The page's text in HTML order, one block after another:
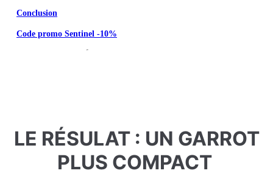
Conclusion
Code promo Sentinel -10%
LE RÉSULAT : UN GARROT
PLUS COMPACT